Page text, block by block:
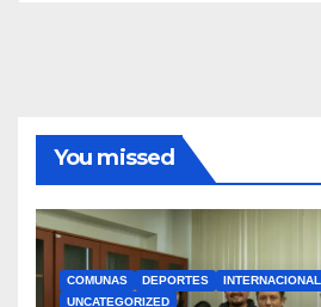
You missed
COMUNAS DEPORTES INTERNACIONAL
UNCATEGORIZED